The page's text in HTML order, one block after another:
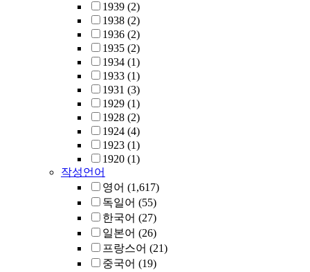
1939 (2)
1938 (2)
1936 (2)
1935 (2)
1934 (1)
1933 (1)
1931 (3)
1929 (1)
1928 (2)
1924 (4)
1923 (1)
1920 (1)
작성언어
영어 (1,617)
독일어 (55)
한국어 (27)
일본어 (26)
프랑스어 (21)
중국어 (19)